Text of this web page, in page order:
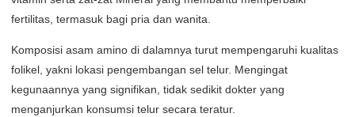
fertilitas, termasuk bagi pria dan wanita.
Komposisi asam amino di dalamnya turut mempengaruhi kualitas
folikel, yakni lokasi pengembangan sel telur. Mengingat
kegunaannya yang signifikan, tidak sedikit dokter yang
menganjurkan konsumsi telur secara teratur.